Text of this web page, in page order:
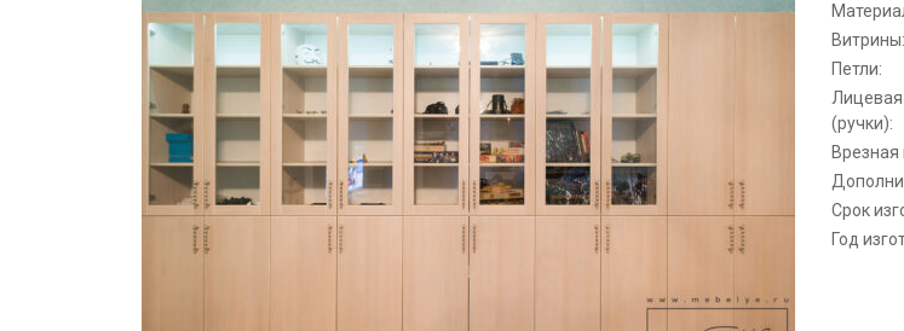
Витрины:
Петли:
(ручки):
Врезная
Срок
Год